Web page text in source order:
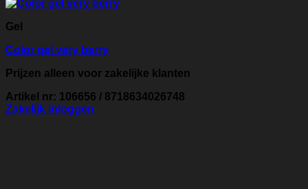
Gel
Color gel very berry
Prijzen alleen voor zakelijke klanten
Artikel nr: 106656 / 8718634026748
Zakelijk inloggen